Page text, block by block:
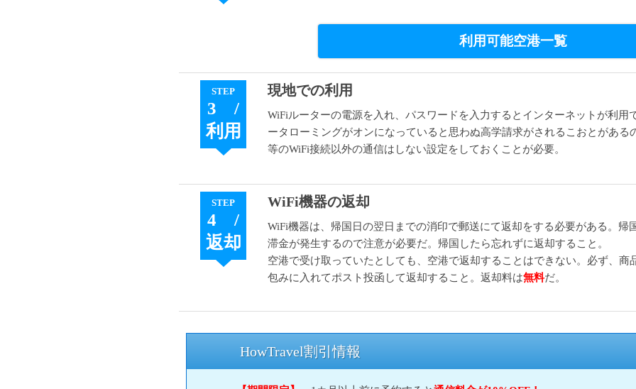
利用可能空港一覧
STEP
3 /
利用
現地での利用
WiFiルーターの電源を入れ、パスワードを入力するとインターネットが利用
ータローミングがオンになっていると思わぬ高学請求がされるこおとがある
等のWiFi接続以外の通信はしない設定をしておくことが必要。
STEP
4 /
返却
WiFi機器の返却
WiFi機器は、帰国日の翌日までの消印で郵送にて返却をする必要がある。帰
滞金が発生するので注意が必要だ。帰国したら忘れずに返却すること。
空港で受け取っていたとしても、空港で返却することはできない。必ず、商
包みに入れてポスト投函して返却すること。返却料は無料だ。
HowTravel割引情報